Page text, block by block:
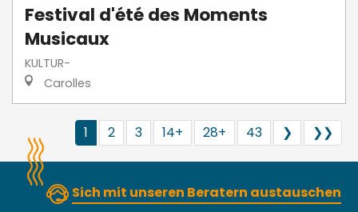
Festival d'été des Moments
Musicaux
KULTUR-
Carolles
1 2 3 14+ 28+ 43 ❯ ❯❯
Sich mit unseren Beratern austauschen